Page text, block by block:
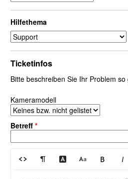
Hilfethema
Ticketinfos
Bitte beschreiben Sie Ihr Problem
Kameramodell
Betreff *